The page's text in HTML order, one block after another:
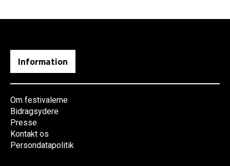
Information
Om festivalerne
Bidragsydere
Presse
Kontakt os
Persondatapolitik